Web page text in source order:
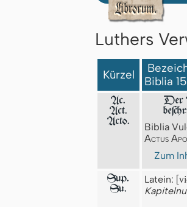
Luthers
Kürzel
Biblia
Ac.
Act.
Acto.
Der
Biblia
Actus
Zum
Sup.
Su.
Latein: